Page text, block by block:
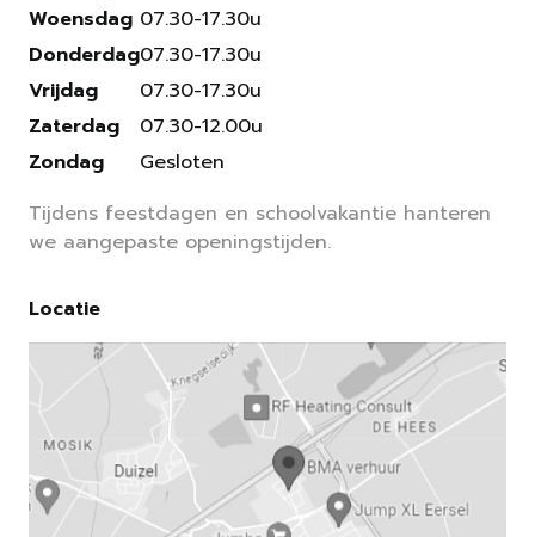
Woensdag
Donderdag
Vrijdag
Zaterdag
Zondag
07.30-17.30u
07.30-17.30u
07.30-17.30u
07.30-12.00u
Gesloten
Tijdens feestdagen en schoolvakantie hanteren
we aangepaste openingstijden.
Locatie